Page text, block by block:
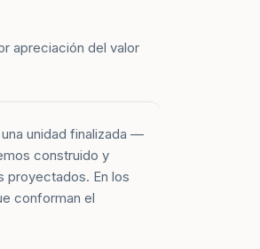
apreciación del valor
unidad finalizada —
construido y
proyectados. En los
conforman el